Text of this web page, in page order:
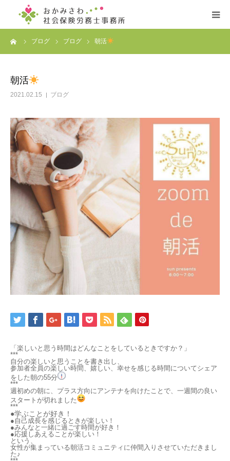
ブログ ブログ 朝活
朝活
2021.02.15 ブログ
「楽しいと思う時間はどんなことをしているときですか？」
***
自分の楽しいと思うことを書き出し、
参加者全員の楽しい時間、嬉しい、幸せを感じる時間についてシェア
をした朝の55分
***
週初めの朝に、プラス方向にアンテナを向けたことで、一週間の良い
スタートが切れました
***
●学ぶことが好き！
●自己成長を感じるときが楽しい！
●みんなと一緒に過ごす時間が好き！
●応援しあえることが楽しい！
という、
女性が集まっている朝活コミュニティに仲間入りさせていただきまし
た♪
ホーム
プロフィール
お客様の声
お問い合わせ